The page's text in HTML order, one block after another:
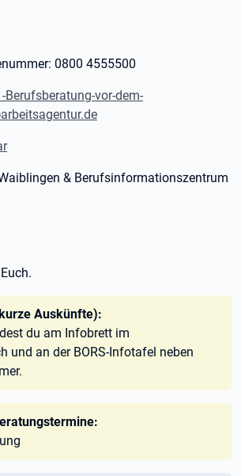
0800 4555500
Berufsberatung-vor-dem-
& Berufsinformationszentrum
Auskünfte):
du am Infobrett im
und an der BORS-Infotafel neben